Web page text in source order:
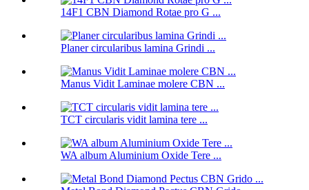
14F1 CBN Diamond Rotae pro G ...
Planer circularibus lamina Grindi ...
Manus Vidit Laminae molere CBN ...
TCT circularis vidit lamina tere ...
WA album Aluminium Oxide Tere ...